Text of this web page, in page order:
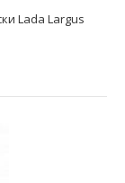
Lada Largus